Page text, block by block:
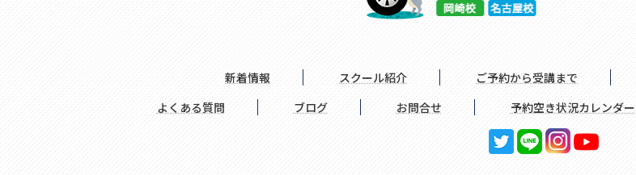
新着情報 スクール紹介 ご予約から受講まで
よくある質問
ブログ お問合せ 予約空き状況カレンダー